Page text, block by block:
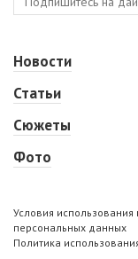
Новости
Статьи
Сюжеты
Фото
Условия
персональных данных
Политика